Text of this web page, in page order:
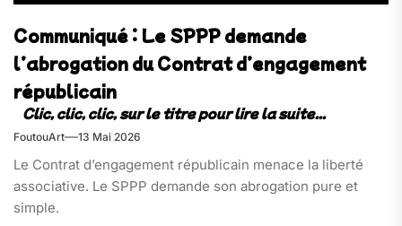
Communiqué : Le SPPP demande
l’abrogation du Contrat d’engagement
républicain​
FoutouArt 13 Mai 2026
Le Contrat d’engagement républicain menace la liberté
associative. Le SPPP demande son abrogation pure et
simple.